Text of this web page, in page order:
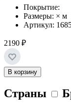
Покрытие:
Размеры: × м
Артикул:
2190 ₽
В корзину
Страны